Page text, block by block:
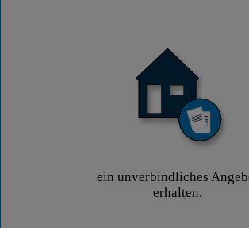
ein unverbindliches
erhalten.